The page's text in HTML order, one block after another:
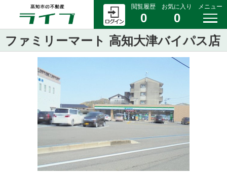
閲覧履歴
0
お気に入り
0
メニュー
ファミリーマート 高知大津バイパス店